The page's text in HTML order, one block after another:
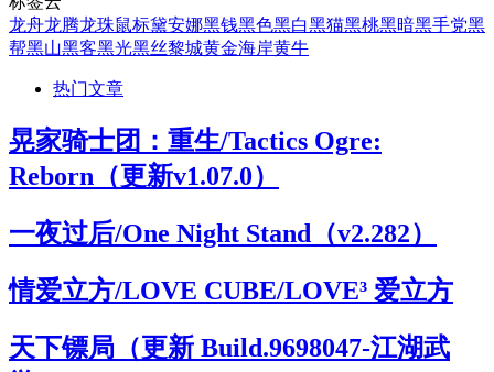
龙舟龙腾龙珠鼠标黛安娜黑钱黑色黑白黑猫黑桃黑暗黑手党黑
帮黑山黑客黑光黑丝黎城黄金海岸黄牛
热门文章
晃家骑士团：重生/Tactics Ogre:
Reborn（更新v1.07.0）
一夜过后/One Night Stand（v2.282）
情爱立方/LOVE CUBE/LOVE³ 爱立方
天下镖局（更新 Build.9698047-江湖武